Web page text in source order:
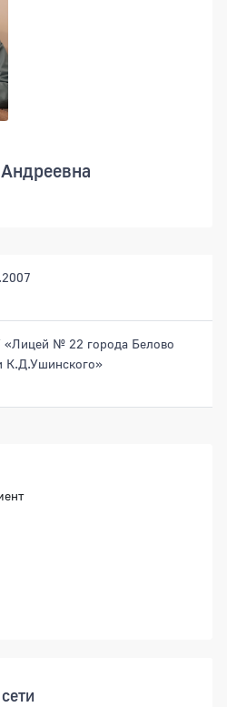
№ 22 города Белово
К.Д.Ушинского»